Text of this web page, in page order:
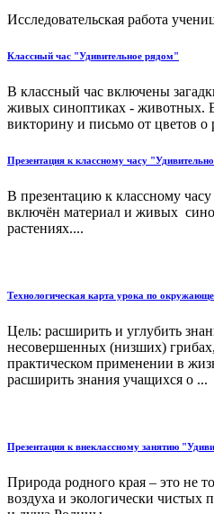
Исследовательская работа
Классный час "Удивительное рядом"
В классный час включены
живых синоптиках - животных.
викторину и письмо от цветов о
Презентация к классному часу
В презентацию к классному
включён материал и живых
растениях....
Технологическая карта урока по
Цель: расширить и углубить
несовершенных (низших)
практическом применении в
расширить знания учащихся о ...
Презентация к внеклассному занятию
Природа родного края – это не
воздуха и экологически чистых